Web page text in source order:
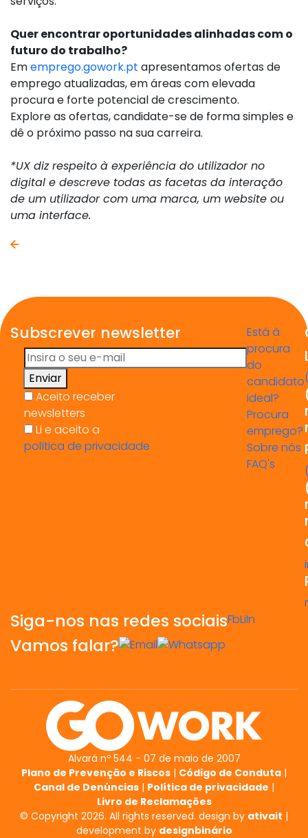
Quer encontrar oportunidades alinhadas com o
futuro do trabalho?
Ememprego.gowork.pt apresentamos ofertas de
emprego atualizadas, em áreas com elevada
procura e forte potencial de crescimento.
Explore as ofertas, candidate-se de forma simples e
dê o próximo passo na sua carreira.
*UX diz respeito à experiência do utilizador no
digital e descreve todas as facetas da interação
de um utilizador com uma marca, um website ou
uma interface.
Subscrever newsletter
Enviar
Aceito receber
newsletters
Li e aceito a
política de privacidade
Está à
procura
do
candidato
ideal?
Procura
emprego?
Sobre nós
FAQ's
Siga-nos nas redes sociaisFbLiIn
Vamos falar?
Alvará nº 544 - 07 de maio de 2007
Plano de Prevenção e Riscos | Código de Conduta |
Canal de Denúncias | Política de privacidade |
Livro de Reclamações
© Copyright 2026. All rights reserved. design by ativait |
development by designbinário